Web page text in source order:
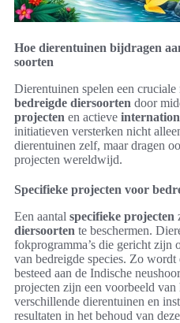
Hoe dierentuinen bijdragen
soorten
Dierentuinen spelen een
bedreigde diersoorten door
projecten en actieve
initiatieven versterken nicht
dierentuinen zelf, maar dragen
projecten wereldwijd.
Specifieke projecten voor
Een aantal specifieke projecten
diersoorten te beschermen.
fokprogramma’s die gericht zijn
van bedreigde species. Zo
besteed aan de Indische
projecten zijn een voorbeeld van
verschillende dierentuinen en
resultaten in het behoud van